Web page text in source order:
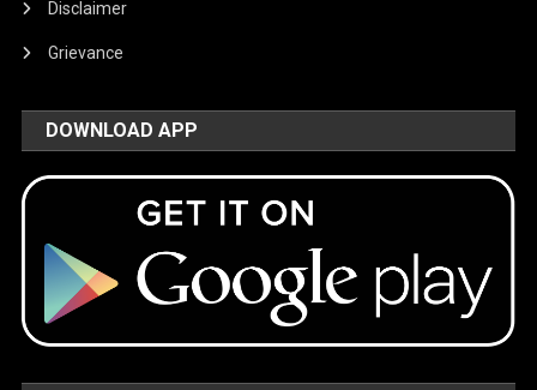
Disclaimer
Grievance
DOWNLOAD APP